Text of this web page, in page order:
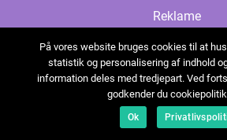
Reklame
Cookies
Kontakt Oss
Sitemap
På vores website bruges cookies til at
statistik og personalisering af indhold
information deles med tredjepart. Ved
godkender du
Ok